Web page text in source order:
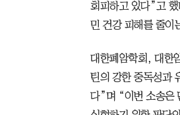
회피하고 있다”고
민 건강 피해를 줄이
대한폐암학회, 대한
틴의 강한 중독성과
다”며 “이번 소송은